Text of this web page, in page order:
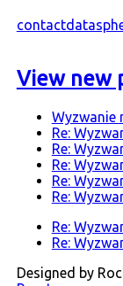
View new
Wyzwanie
Re:
Re:
Re:
Re:
Re:
Re:
Re:
Designed by